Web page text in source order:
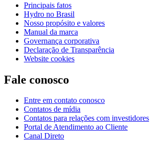
Principais fatos
Hydro no Brasil
Nosso propósito e valores
Manual da marca
Governança corporativa
Declaração de Transparência
Website cookies
Fale conosco
Entre em contato conosco
Contatos de mídia
Contatos para relações com investidores
Portal de Atendimento ao Cliente
Canal Direto